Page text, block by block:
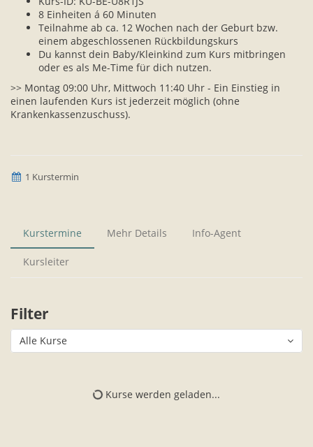
8 Einheiten á 60 Minuten
Teilnahme ab ca. 12 Wochen nach der Geburt bzw.
einem abgeschlossenen Rückbildungskurs
Du kannst dein Baby/Kleinkind zum Kurs mitbringen
oder es als Me-Time für dich nutzen.
>> Montag 09:00 Uhr, Mittwoch 11:40 Uhr - Ein Einstieg in
einen laufenden Kurs ist jederzeit möglich (ohne
Krankenkassenzuschuss).
1 Kurstermin
Kurstermine Mehr Details Info-Agent
Kursleiter
Filter
Alle Kurse
Kurse werden geladen...